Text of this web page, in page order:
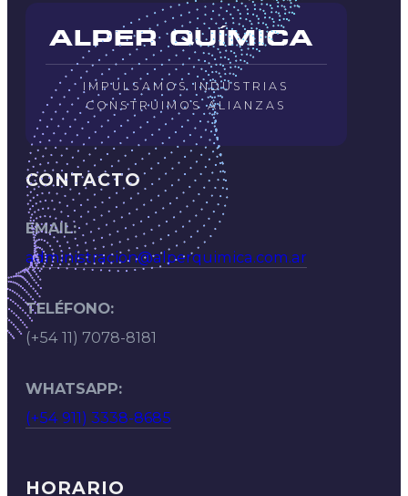
IMPULSAMOS INDUSTRIAS
CONSTRUIMOS ALIANZAS
CONTACTO
EMAIL:
administracion@alperquimica.com.ar
TELÉFONO:
(+54 11) 7078-8181
WHATSAPP:
(+54 911) 3338-8685
HORARIO